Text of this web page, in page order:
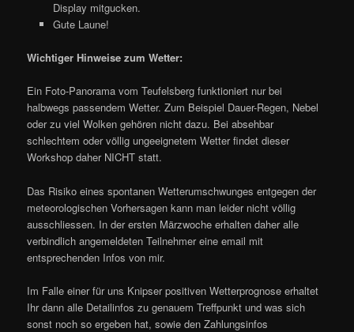
Display mitgucken.
Gute Laune!
Wichtiger Hinweise zum Wetter:
Ein Foto-Panorama vom Teufelsberg funktioniert nur bei
halbwegs passendem Wetter. Zum Beispiel Dauer-Regen, Nebel
oder zu viel Wolken gehören nicht dazu. Bei absehbar
schlechtem oder völlig ungeeignetem Wetter findet dieser
Workshop daher NICHT statt.
Das Risiko eines spontanen Wetterumschwunges entgegen der
meteorologischen Vorhersagen kann man leider nicht völlig
ausschliessen. In der ersten Märzwoche erhalten daher alle
verbindlich angemeldeten Teilnehmer eine email mit
entsprechenden Infos von mir.
Im Falle einer für uns Knipser positiven Wetterprognose erhaltet
Ihr dann alle Detailinfos zu genauem Treffpunkt und was sich
sonst noch so ergeben hat, sowie den Zahlungsinfos